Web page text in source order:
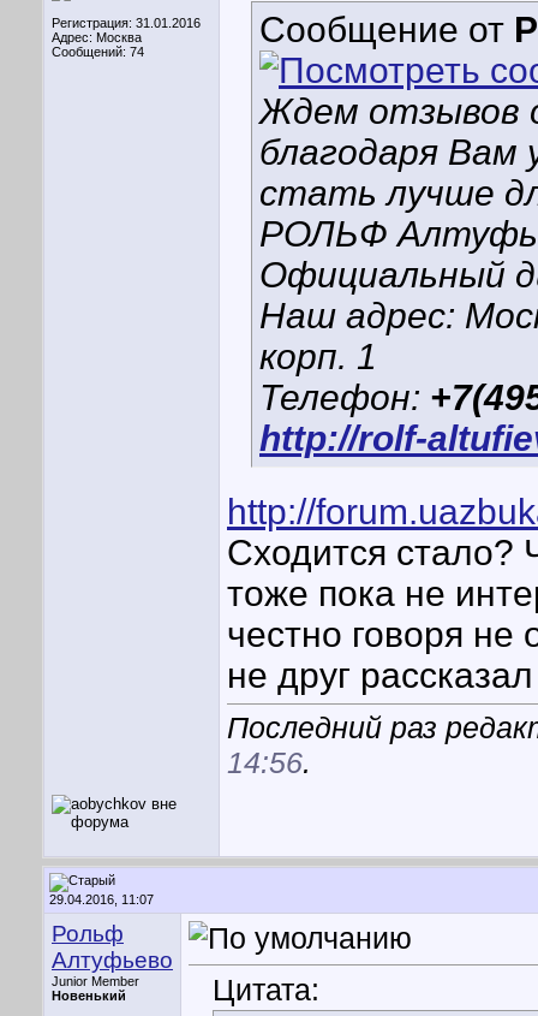
Регистрация: 31.01.2016
Адрес: Москва
Сообщений: 74
Сообщение от
Ждем отзывов
благодаря Вам
стать лучше
РОЛЬФ
Официальный
Наш адрес:
корп. 1
Телефон:
http://rolf-
http://
Сходится стало?
тоже пока не
честно говоря
не друг рассказал
Последний раз
14:56.
29.04.2016, 11:07
Рольф
Алтуфьево
Junior Member
Новенький
Цитата: